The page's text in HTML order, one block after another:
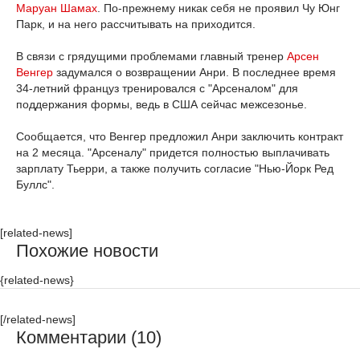
Маруан Шамах. По-прежнему никак себя не проявил Чу Юнг
Парк, и на него рассчитывать на приходится.
В связи с грядущими проблемами главный тренер Арсен
Венгер задумался о возвращении Анри. В последнее время
34-летний француз тренировался с "Арсеналом" для
поддержания формы, ведь в США сейчас межсезонье.
Сообщается, что Венгер предложил Анри заключить контракт
на 2 месяца. "Арсеналу" придется полностью выплачивать
зарплату Тьерри, а также получить согласие "Нью-Йорк Ред
Буллс".
[related-news]
Похожие новости
{related-news}
[/related-news]
Комментарии (10)